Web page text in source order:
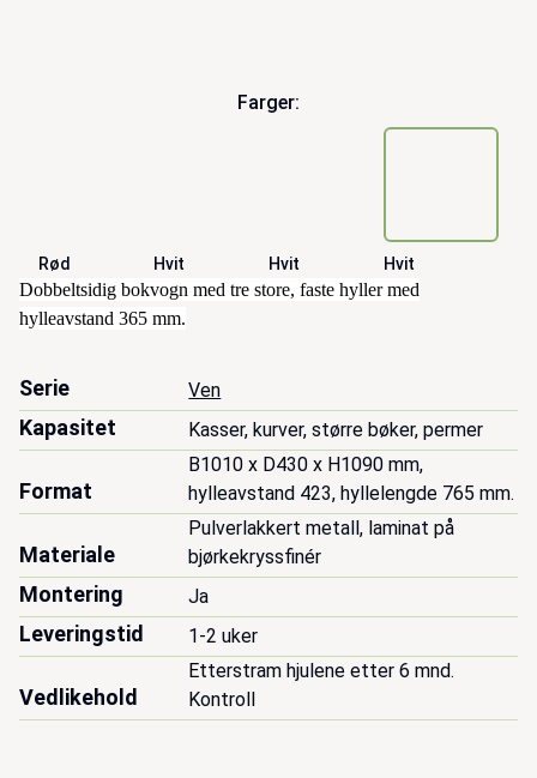
Farger:
Rød Hvit Hvit Hvit
Beskrivelse
Dobbeltsidig bokvogn med tre store, faste hyller med
hylleavstand 365 mm.
Serie Ven
Kapasitet Kasser, kurver, større bøker, permer
Format
B1010 x D430 x H1090 mm,
hylleavstand 423, hyllelengde 765 mm.
Materiale
Pulverlakkert metall, laminat på
bjørkekryssfinér
Montering Ja
Leveringstid 1-2 uker
Vedlikehold
Etterstram hjulene etter 6 mnd.
Kontroll